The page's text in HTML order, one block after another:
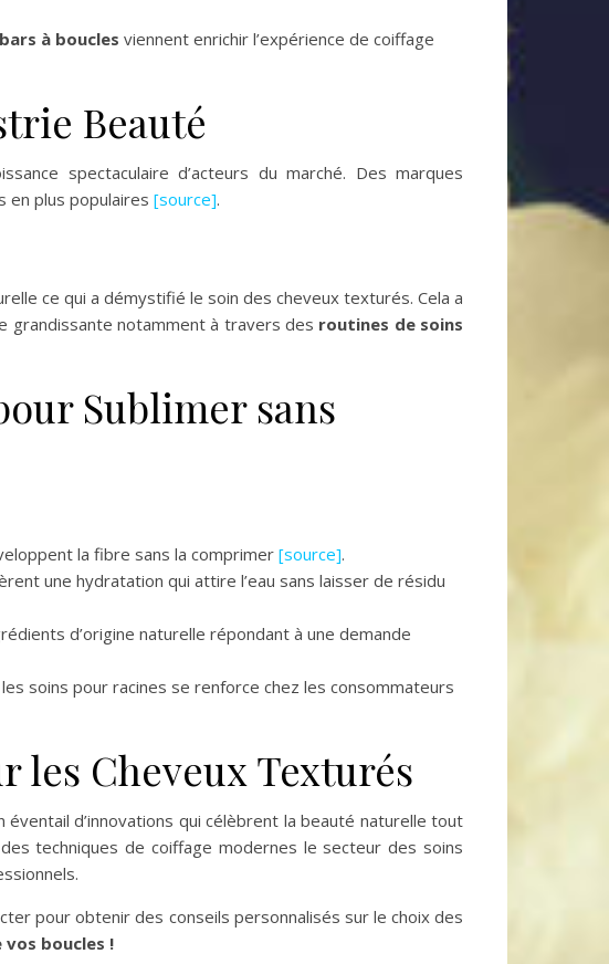
bars à boucles viennent enrichir l’expérience de coiffage
Beauté
spectaculaire d’acteurs du marché. Des marques
en plus populaires [source].
ce qui a démystifié le soin des cheveux texturés. Cela a
grandissante notamment à travers des routines de soins
Sublimer sans
la fibre sans la comprimer [source].
une hydratation qui attire l’eau sans laisser de résidu
d’origine naturelle répondant à une demande
soins pour racines se renforce chez les consommateurs
les Cheveux Texturés
d’innovations qui célèbrent la beauté naturelle tout
techniques de coiffage modernes le secteur des soins
pour obtenir des conseils personnalisés sur le choix des
boucles !